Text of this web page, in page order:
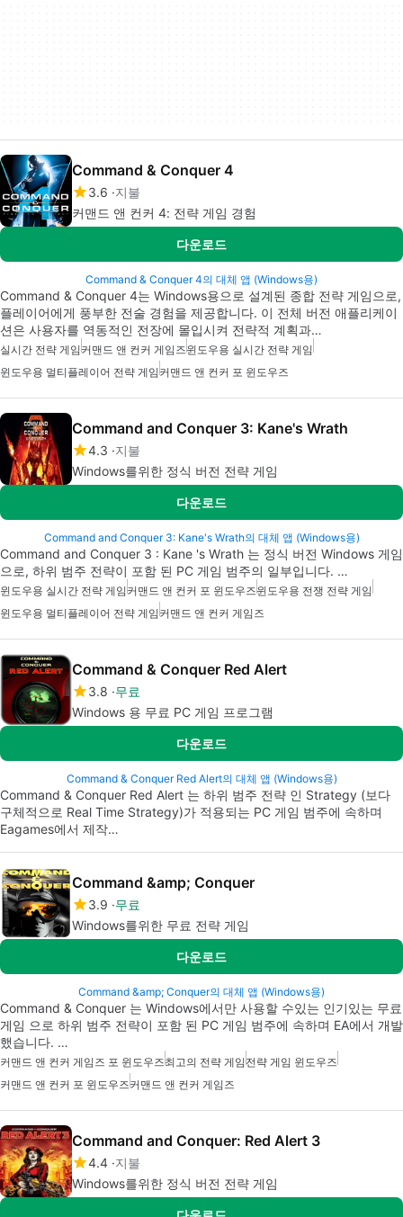
Command & Conquer 4
3.6 지불
커맨드 앤 컨커 4: 전략 게임 경험
다운로드
Command & Conquer 4의 대체 앱 (Windows용)
Command & Conquer 4는 Windows용으로 설계된 종합 전략 게임으로,
플레이어에게 풍부한 전술 경험을 제공합니다. 이 전체 버전 애플리케이
션은 사용자를 역동적인 전장에 몰입시켜 전략적 계획과…
실시간 전략 게임커맨드 앤 컨커 게임즈윈도우용 실시간 전략 게임
윈도우용 멀티플레이어 전략 게임커맨드 앤 컨커 포 윈도우즈
Command and Conquer 3: Kane's Wrath
4.3 지불
Windows를위한 정식 버전 전략 게임
다운로드
Command and Conquer 3: Kane's Wrath의 대체 앱 (Windows용)
Command and Conquer 3 : Kane 's Wrath 는 정식 버전 Windows 게임
으로, 하위 범주 전략이 포함 된 PC 게임 범주의 일부입니다. …
윈도우용 실시간 전략 게임커맨드 앤 컨커 포 윈도우즈윈도우용 전쟁 전략 게임
윈도우용 멀티플레이어 전략 게임커맨드 앤 컨커 게임즈
Command & Conquer Red Alert
3.8 무료
Windows 용 무료 PC 게임 프로그램
다운로드
Command & Conquer Red Alert의 대체 앱 (Windows용)
Command & Conquer Red Alert 는 하위 범주 전략 인 Strategy (보다
구체적으로 Real Time Strategy)가 적용되는 PC 게임 범주에 속하며
Eagames에서 제작…
Command &amp; Conquer
3.9 무료
Windows를위한 무료 전략 게임
다운로드
Command &amp; Conquer의 대체 앱 (Windows용)
Command & Conquer 는 Windows에서만 사용할 수있는 인기있는 무료
게임 으로 하위 범주 전략이 포함 된 PC 게임 범주에 속하며 EA에서 개발
했습니다. …
커맨드 앤 컨커 게임즈 포 윈도우즈최고의 전략 게임전략 게임 윈도우즈
커맨드 앤 컨커 포 윈도우즈커맨드 앤 컨커 게임즈
Command and Conquer: Red Alert 3
4.4 지불
Windows를위한 정식 버전 전략 게임